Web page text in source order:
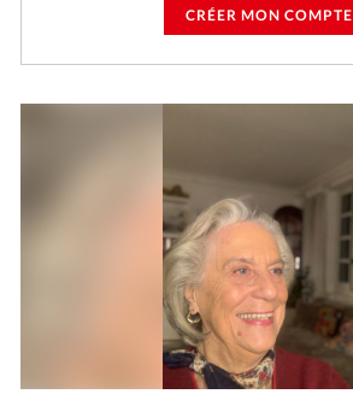
CRÉER MON COMPTE